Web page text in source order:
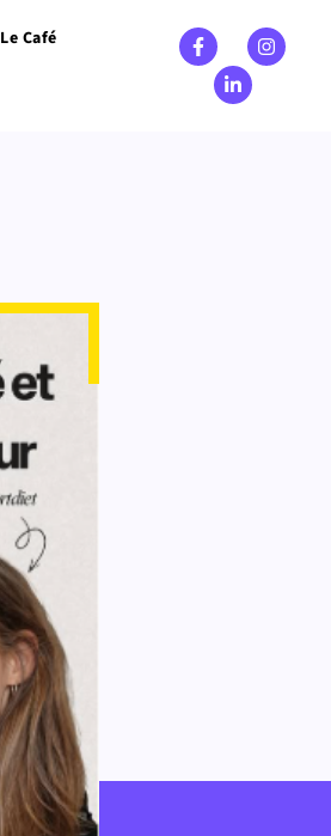
Le Café